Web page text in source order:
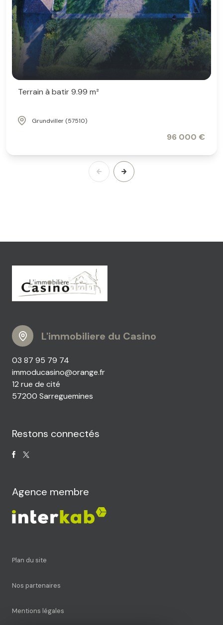
Terrain à batir 9.99 m²
Grundviller (57510)
96 000 €
L'immobiliere du Casino
03 87 95 79 74
immoducasino@orange.fr
12 rue de cité
57200 Sarreguemines
Restons connectés
Agence membre
plan du site
nos partenaires
mentions légales